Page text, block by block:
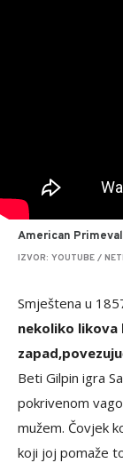
American
IZVOR: YOUTUBE /
Smještena u
nekoliko
zapad,
Beti Gilpin igra
pokrivenom
mužem. Čovjek
koji joj pomaže